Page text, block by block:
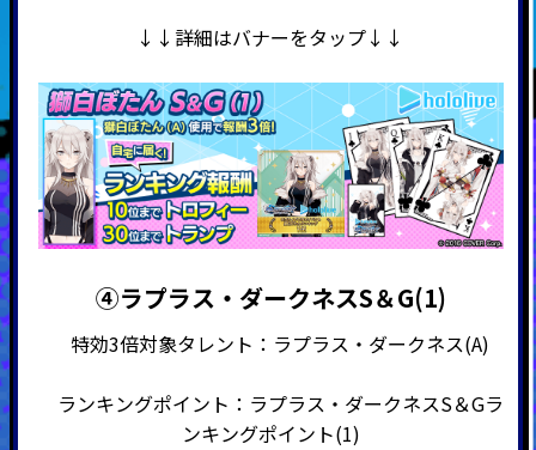
↓↓詳細はバナーをタップ↓↓
④ラプラス・ダークネスS＆G(1)
特効3倍対象タレント：ラプラス・ダークネス(A)
ランキングポイント：ラプラス・ダークネスS＆Gラ
ンキングポイント(1)